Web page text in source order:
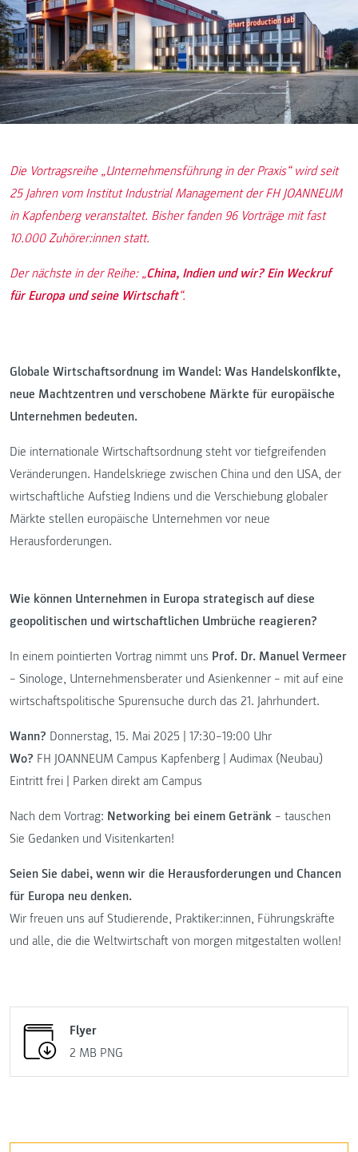
Die Vortragsreihe „Unternehmensführung in der Praxis“ wird seit
25 Jahren vom Institut Industrial Management der FH JOANNEUM
in Kapfenberg veranstaltet. Bisher fanden 96 Vorträge mit fast
10.000 Zuhörer:innen statt.
Der nächste in der Reihe: „China, Indien und wir? Ein Weckruf
für Europa und seine Wirtschaft“.
Globale Wirtschaftsordnung im Wandel: Was Handelskonflikte,
neue Machtzentren und verschobene Märkte für europäische
Unternehmen bedeuten.
Die internationale Wirtschaftsordnung steht vor tiefgreifenden
Veränderungen. Handelskriege zwischen China und den USA, der
wirtschaftliche Aufstieg Indiens und die Verschiebung globaler
Märkte stellen europäische Unternehmen vor neue
Herausforderungen.
Wie können Unternehmen in Europa strategisch auf diese
geopolitischen und wirtschaftlichen Umbrüche reagieren?
In einem pointierten Vortrag nimmt uns Prof. Dr. Manuel Vermeer
– Sinologe, Unternehmensberater und Asienkenner – mit auf eine
wirtschaftspolitische Spurensuche durch das 21. Jahrhundert.
Wann? Donnerstag, 15. Mai 2025 | 17:30–19:00 Uhr
Wo? FH JOANNEUM Campus Kapfenberg | Audimax (Neubau)
Eintritt frei | Parken direkt am Campus
Nach dem Vortrag: Networking bei einem Getränk – tauschen
Sie Gedanken und Visitenkarten!
Seien Sie dabei, wenn wir die Herausforderungen und Chancen
für Europa neu denken.
Wir freuen uns auf Studierende, Praktiker:innen, Führungskräfte
und alle, die die Weltwirtschaft von morgen mitgestalten wollen!
Flyer
2 MB PNG